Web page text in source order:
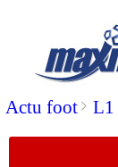
Actu foot> L1
Real
27/07 Barça
27/07 OM: